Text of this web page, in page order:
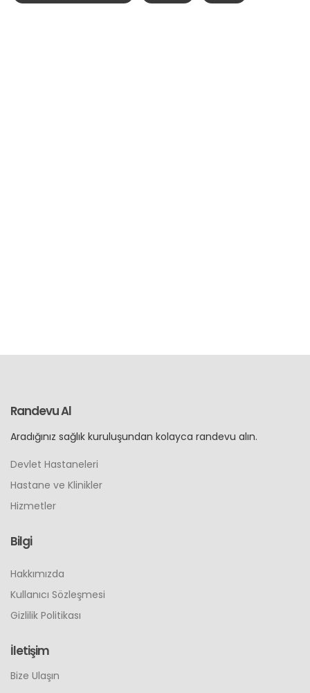
Randevu Al
Aradığınız sağlık kuruluşundan kolayca randevu alın.
Devlet Hastaneleri
Hastane ve Klinikler
Hizmetler
Bilgi
Hakkımızda
Kullanıcı Sözleşmesi
Gizlilik Politikası
İletişim
Bize Ulaşın